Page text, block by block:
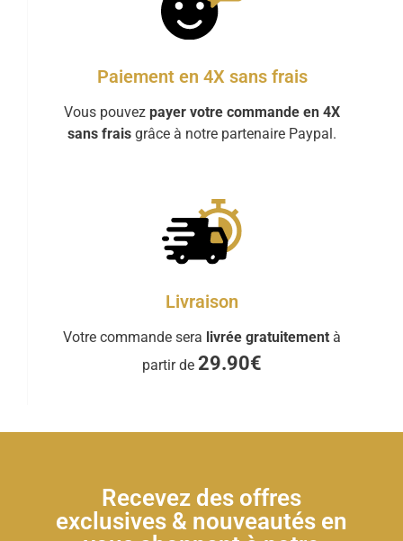
Paiement en 4X sans frais
Vous pouvez payer votre commande en 4X
sans frais grâce à notre partenaire Paypal.
Livraison
Votre commande sera livrée gratuitement à
partir de 29.90€
Recevez des offres
exclusives & nouveautés en